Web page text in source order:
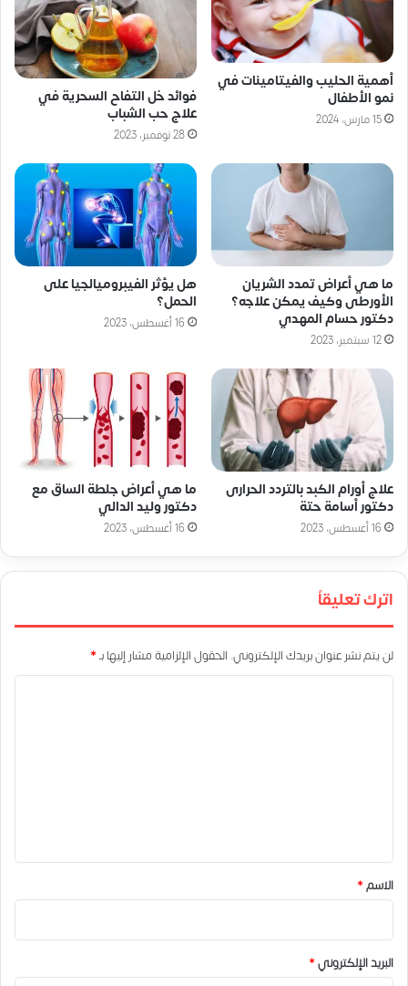
أهمية الحليب والفيتامينات في
نمو الأطفال
15 مارس، 2024
فوائد خل التفاح السحرية في
علاج حب الشباب
28 نوفمبر، 2023
ما هي أعراض تمدد الشريان
الأورطى وكيف يمكن علاجه؟
دكتور حسام المهدي
12 سبتمبر، 2023
هل يؤثر الفيبروميالجيا على
الحمل؟
16 أغسطس، 2023
علاج أورام الكبد بالتردد الحرارى
دكتور أسامة حتة
16 أغسطس، 2023
ما هي أعراض جلطة الساق مع
دكتور وليد الدالي
16 أغسطس، 2023
اترك تعليقاً
لن يتم نشر عنوان بريدك الإلكتروني. الحقول الإلزامية مشار إليها بـ*
*
الاسم*
البريد الإلكتروني*